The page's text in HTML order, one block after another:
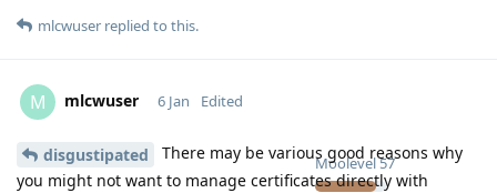
mlcwuser replied to this.
M mlcwuser
Moolevel57
6 Jan Edited
disgustipated
There may be various good reasons why
you might not want to manage certificates directly with